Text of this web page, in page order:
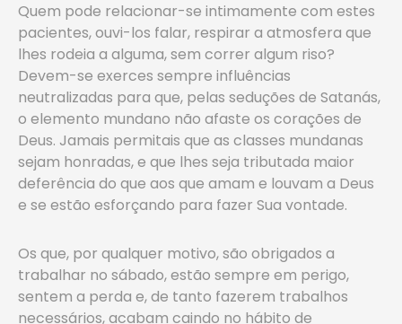
Quem pode relacionar-se intimamente com estes
pacientes, ouvi-los falar, respirar a atmosfera que
lhes rodeia a alguma, sem correr algum riso?
Devem-se exerces sempre influências
neutralizadas para que, pelas seduções de Satanás,
o elemento mundano não afaste os corações de
Deus. Jamais permitais que as classes mundanas
sejam honradas, e que lhes seja tributada maior
deferência do que aos que amam e louvam a Deus
e se estão esforçando para fazer Sua vontade.
Os que, por qualquer motivo, são obrigados a
trabalhar no sábado, estão sempre em perigo,
sentem a perda e, de tanto fazerem trabalhos
necessários, acabam caindo no hábito de